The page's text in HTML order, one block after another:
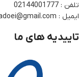
تلفن : 02144001777
ایمیل : talakadoei@gmail.com
تاییدیه های ما